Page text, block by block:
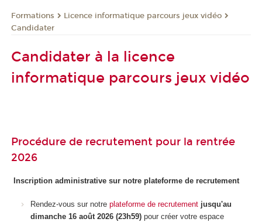
Formations
Licence informatique parcours jeux vidéo
Candidater
Candidater à la licence
informatique parcours jeux vidéo
Procédure de recrutement pour la rentrée
2026
Inscription administrative sur notre plateforme de recrutement
Rendez-vous sur notre plateforme de recrutement jusqu'au
dimanche 16 août 2026 (23h59) pour créer votre espace